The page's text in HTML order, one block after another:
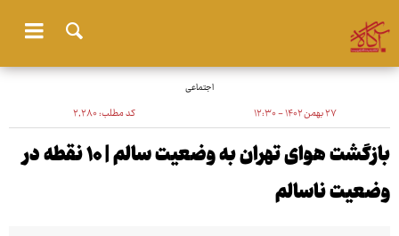
اجتماعی
۲۷ بهمن ۱۴۰۲ - ۱۲:۳۰ کد مطلب:۲٬۲۸۰
بازگشت هوای تهران به وضعیت سالم | ۱۰ نقطه در
وضعیت ناسالم